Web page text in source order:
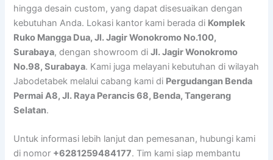
hingga desain custom, yang dapat disesuaikan dengan
kebutuhan Anda. Lokasi kantor kami berada di Komplek
Ruko Mangga Dua, Jl. Jagir Wonokromo No.100,
Surabaya, dengan showroom diJl. Jagir Wonokromo
No.98, Surabaya. Kami juga melayani kebutuhan di wilayah
Jabodetabek melalui cabang kami di Pergudangan Benda
Permai A8, Jl. Raya Perancis 68, Benda, Tangerang
Selatan.
Untuk informasi lebih lanjut dan pemesanan, hubungi kami
di nomor +6281259484177. Tim kami siap membantu